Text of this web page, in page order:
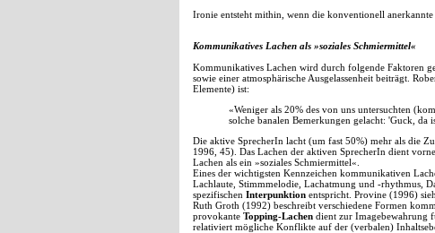
Ironie entsteht mithin, wenn die konventionell
Kommunikatives Lachen als »soziales Schmiermittel«
Kommunikatives Lachen wird durch folgende Faktoren
sowie einer atmosphärische Ausgelassenheit beiträgt.
Elemente) ist:
«Weniger als 20% des von uns untersuchten
solche banalen Bemerkungen gelacht: 'Guck, da
Die aktive SprecherIn lacht (um fast 50%) mehr als die
1996, 45). Das Lachen der aktiven SprecherIn dient
Lachen als ein »soziales Schmiermittel«.
Eines der wichtigsten Kennzeichen kommunikativen
Lachlaute, Stimmmelodie, Lachatmung und -rhythmus,
spezifischen Interpunktion entspricht. Provine (1996)
Ruth Groth (1992) beschreibt verschiedene Formen
provokante Topping-Lachen dient zur Imagebewahrung
relativiert mögliche Konflikte auf der (verbalen)